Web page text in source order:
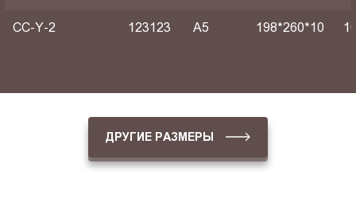
CC-Y-2 123123 A5 198*260*10
ДРУГИЕ РАЗМЕРЫ